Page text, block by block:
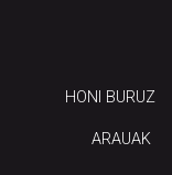
HONI BURUZ
ARAUAK